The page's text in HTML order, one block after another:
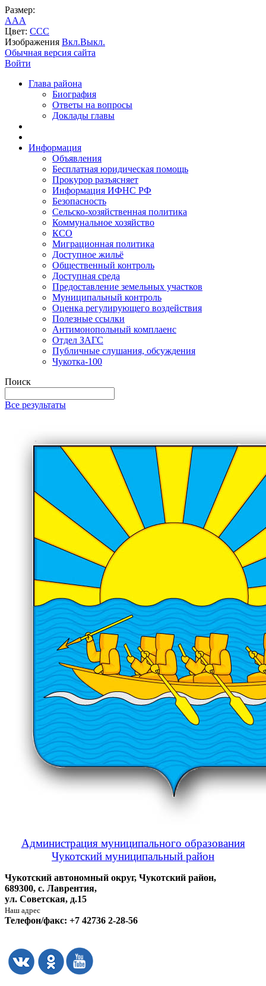
Размер:
AAA
Цвет: CCC
Изображения Вкл.Выкл.
Обычная версия сайта
Войти
Глава района
Биография
Ответы на вопросы
Доклады главы
Информация
Объявления
Бесплатная юридическая помощь
Прокурор разъясняет
Информация ИФНС РФ
Безопасность
Сельско-хозяйственная политика
Коммунальное хозяйство
КСО
Миграционная политика
Доступное жильё
Общественный контроль
Доступная среда
Предоставление земельных участков
Муниципальный контроль
Оценка регулирующего воздействия
Полезные ссылки
Антимонопольный комплаенс
Отдел ЗАГС
Публичные слушания, обсуждения
Чукотка-100
Поиск
Все результаты
Администрация муниципального образования
Чукотский муниципальный район
Чукотский автономный округ, Чукотский район,
689300, с. Лаврентия,
ул. Советская, д.15
Наш адрес
Телефон/факс: +7 42736 2-28-56